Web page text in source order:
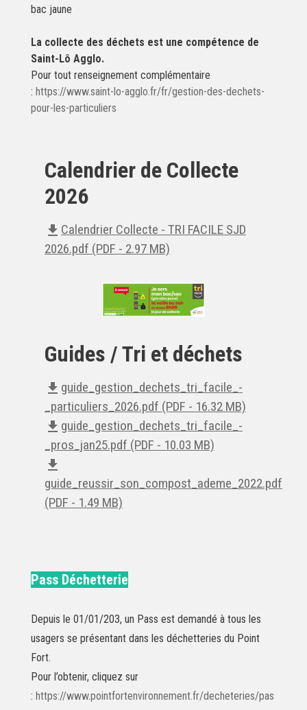
bac jaune
La collecte des déchets est une compétence de
Saint-Lô Agglo.
Pour tout renseignement complémentaire
: https://www.saint-lo-agglo.fr/fr/gestion-des-dechets-
pour-les-particuliers
Calendrier de Collecte
2026
file_download Calendrier Collecte - TRI FACILE SJD
2026.pdf (PDF - 2.97 MB)
Guides / Tri et déchets
file_download guide_gestion_dechets_tri_facile_-
_particuliers_2026.pdf (PDF - 16.32 MB)
file_download guide_gestion_dechets_tri_facile_-
_pros_jan25.pdf (PDF - 10.03 MB)
file_download
guide_reussir_son_compost_ademe_2022.pdf
(PDF - 1.49 MB)
Pass Déchetterie
Depuis le 01/01/203, un Pass est demandé à tous les
usagers se présentant dans les déchetteries du Point
Fort.
Pour l’obtenir, cliquez sur
: https://www.pointfortenvironnement.fr/decheteries/pas